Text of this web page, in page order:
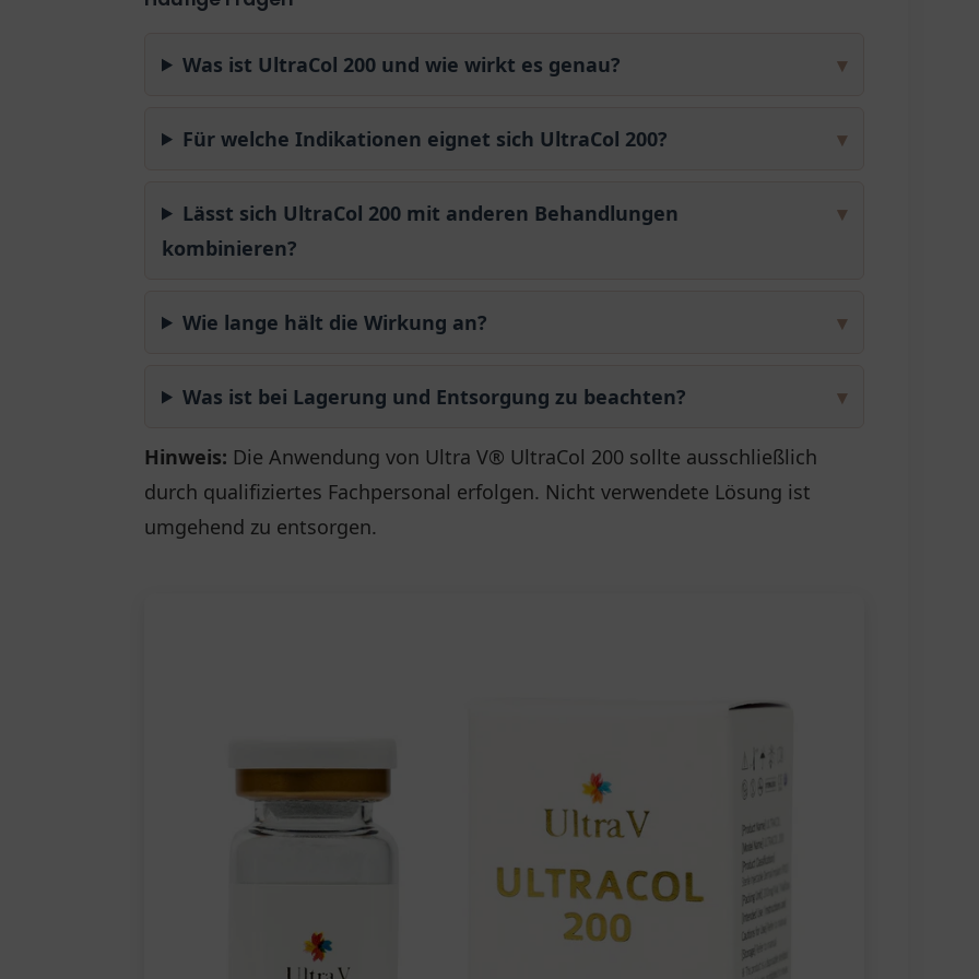
▾
Was ist UltraCol 200 und wie wirkt es genau?
▾
Für welche Indikationen eignet sich UltraCol 200?
▾
Lässt sich UltraCol 200 mit anderen Behandlungen
kombinieren?
▾
Wie lange hält die Wirkung an?
▾
Was ist bei Lagerung und Entsorgung zu beachten?
Hinweis: Die Anwendung von Ultra V® UltraCol 200 sollte ausschließlich
durch qualifiziertes Fachpersonal erfolgen. Nicht verwendete Lösung ist
umgehend zu entsorgen.